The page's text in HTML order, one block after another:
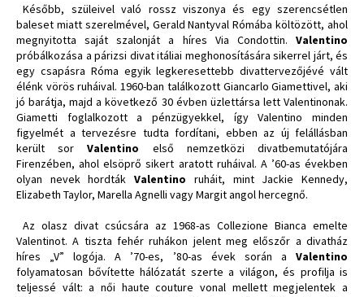
Később, szüleivel való rossz viszonya és egy szerencsétlen
baleset miatt szerelmével, Gerald Nantyval Rómába költözött, ahol
megnyitotta saját szalonját a híres Via Condottin. Valentino
próbálkozása a párizsi divat itáliai meghonosítására sikerrel járt, és
egy csapásra Róma egyik legkeresettebb divattervezőjévé vált
élénk vörös ruháival. 1960-ban találkozott Giancarlo Giamettivel, aki
jó barátja, majd a következő 30 évben üzlettársa lett Valentinonak.
Giametti foglalkozott a pénzügyekkel, így Valentino minden
figyelmét a tervezésre tudta fordítani, ebben az új felállásban
került sorValentino első nemzetközi divatbemutatójára
Firenzében, ahol elsöprő sikert aratott ruháival. A ’60-as években
olyan nevek hordtákValentino ruháit, mint Jackie Kennedy,
Elizabeth Taylor, Marella Agnelli vagy Margit angol hercegnő.
Az olasz divat csúcsára az 1968-as Collezione Bianca emelte
Valentinot. A tiszta fehér ruhákon jelent meg előszőr a divatház
híres „V” logója. A ’70-es, ’80-as évek során a Valentino
folyamatosan bővítette hálózatát szerte a világon, és profilja is
teljessé vált: a női haute couture vonal mellett megjelentek a